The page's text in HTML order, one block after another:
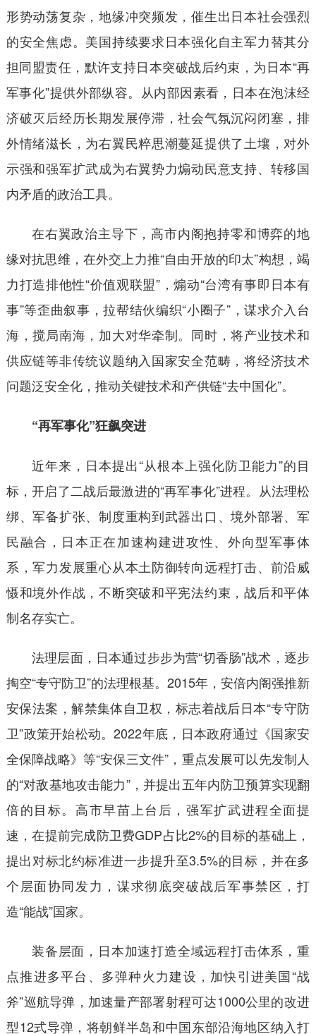
形势动荡复杂，地缘冲突频发，催生出日本社会强烈
的安全焦虑。美国持续要求日本强化自主军力替其分
担同盟责任，默许支持日本突破战后约束，为日本“再
军事化”提供外部纵容。从内部因素看，日本在泡沫经
济破灭后经历长期发展停滞，社会气氛沉闷闭塞，排
外情绪滋长，为右翼民粹思潮蔓延提供了土壤，对外
示强和强军扩武成为右翼势力煽动民意支持、转移国
内矛盾的政治工具。
在右翼政治主导下，高市内阁抱持零和博弈的地
缘对抗思维，在外交上力推“自由开放的印太”构想，竭
力打造排他性“价值观联盟”，煽动“台湾有事即日本有
事”等歪曲叙事，拉帮结伙编织“小圈子”，谋求介入台
海，搅局南海，加大对华牵制。同时，将产业技术和
供应链等非传统议题纳入国家安全范畴，将经济技术
问题泛安全化，推动关键技术和产供链“去中国化”。
“再军事化”狂飙突进
近年来，日本提出“从根本上强化防卫能力”的目
标，开启了二战后最激进的“再军事化”进程。从法理松
绑、军备扩张、制度重构到武器出口、境外部署、军
民融合，日本正在加速构建进攻性、外向型军事体
系，军力发展重心从本土防御转向远程打击、前沿威
慑和境外作战，不断突破和平宪法约束，战后和平体
制名存实亡。
法理层面，日本通过步步为营“切香肠”战术，逐步
掏空“专守防卫”的法理根基。2015年，安倍内阁强推新
安保法案，解禁集体自卫权，标志着战后日本“专守防
卫”政策开始松动。2022年底，日本政府通过《国家安
全保障战略》等“安保三文件”，重点发展可以先发制人
的“对敌基地攻击能力”，并提出五年内防卫预算实现翻
倍的目标。高市早苗上台后，强军扩武进程全面提
速，在提前完成防卫费GDP占比2%的目标的基础上，
提出对标北约标准进一步提升至3.5%的目标，并在多
个层面协同发力，谋求彻底突破战后军事禁区，打
造“能战”国家。
装备层面，日本加速打造全域远程打击体系，重
点推进多平台、多弹种火力建设，加快引进美国“战
斧”巡航导弹，加速量产部署射程可达1000公里的改进
型12式导弹，将朝鲜半岛和中国东部沿海地区纳入打